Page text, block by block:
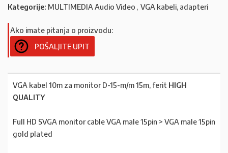
Kategorije: MULTIMEDIA Audio Video , VGA kabeli, adapteri
Ako imate pitanja o proizvodu:
POŠALJITE UPIT
VGA kabel 10m za monitor D-15-m/m 15m, ferit HIGH
QUALITY
Full HD SVGA monitor cable VGA male 15pin > VGA male 15pin
gold plated